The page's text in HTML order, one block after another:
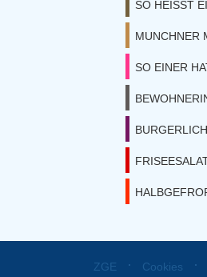
SO HEISST
MUNCHNER
SO EINER
ZGE ⋅ Cookies ⋅